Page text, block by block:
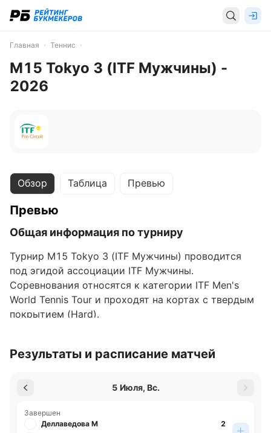
Главная Теннис
M15 Tokyo 3 (ITF Мужчины) -
2026
Обзор Таблица Превью
Превью
Общая информация по турниру
Турнир M15 Tokyo 3 (ITF Мужчины) проводится
под эгидой ассоциации ITF Мужчины.
Соревнования относятся к категории ITF Men's
World Tennis Tour и проходят на кортах с твердым
покрытием (Hard).
Турнир проходит в Японии, город Токио.
Обновлено:
Автор
Результаты и расписание матчей
5 Июля, Вс.
Завершен
Деллаведова М
2